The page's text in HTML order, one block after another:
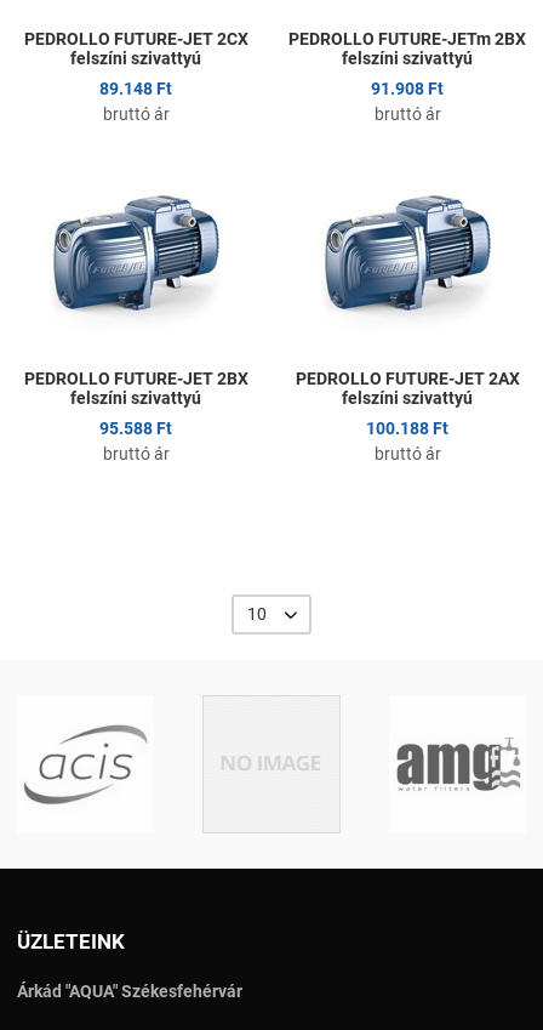
PEDROLLO FUTURE-JET 2CX
felszíni szivattyú
89.148 Ft
bruttó ár
PEDROLLO FUTURE-JETm 2BX
felszíni szivattyú
91.908 Ft
bruttó ár
Összehasonlítom
Gyors nézet
PEDROLLO FUTURE-JET 2BX
felszíni szivattyú
95.588 Ft
bruttó ár
PEDROLLO FUTURE-JET 2AX
felszíni szivattyú
100.188 Ft
bruttó ár
10
ÜZLETEINK
Árkád "AQUA" Székesfehérvár